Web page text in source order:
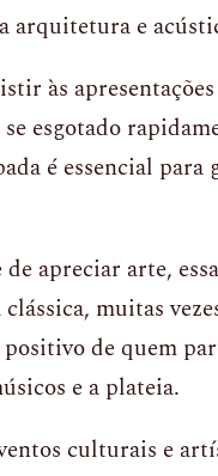
e
às
esgotado
é essencial
apreciar arte,
muitas
de quem
e a plateia.
culturais e